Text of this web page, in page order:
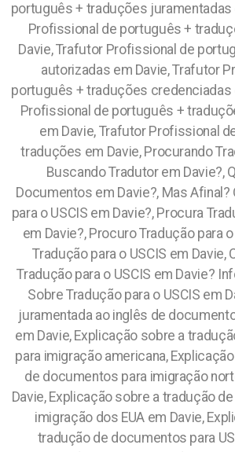
português + traduções juramentadas
Profissional de português +
Davie, Trafutor Profissional de
autorizadas em Davie, Trafutor
português + traduções credenciadas
Profissional de português +
em Davie, Trafutor Profissional
traduções em Davie, Procurando
Buscando Tradutor em Davie?,
Documentos em Davie?, Mas Afinal?
para o USCIS em Davie?, Procura
em Davie?, Procuro Tradução para
Tradução para o USCIS em Davie,
Tradução para o USCIS em Davie?
Sobre Tradução para o USCIS em
juramentada ao inglês de
em Davie, Explicação sobre a
para imigração americana,
de documentos para imigração
Davie, Explicação sobre a tradução
imigração dos EUA em Davie,
tradução de documentos para